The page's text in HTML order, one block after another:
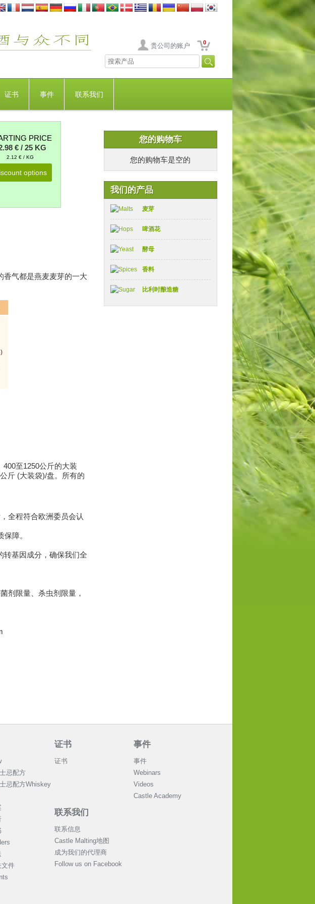
贵公司的账户 0
证书 事件 联系我们
您的购物车
您的购物车是空的
我们的产品
麦芽
啤酒花
酵母
香料
比利时酿造糖
PRICE
€ / 25 KG
2.12 € / KG
options
香气都是燕麦麦芽的一大
至1250公斤的大装
斤 (大装袋)/盘。所有的
全程符合欧洲委员会认
障。
转基因成分，确保我们全
剂限量、杀虫剂限量，
忌配方
忌配方Whiskey
文件
证书
证书
事件
事件
Webinars
Videos
Castle Academy
联系我们
联系信息
Castle Malting地图
成为我们的代理商
Follow us on Facebook